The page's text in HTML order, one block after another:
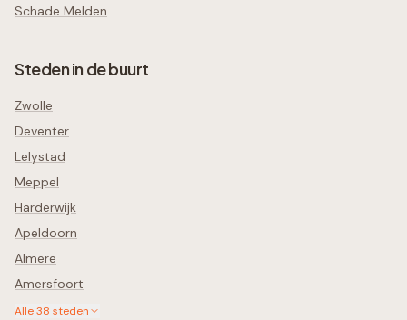
Schade Melden
Steden in de buurt
Zwolle
Deventer
Lelystad
Meppel
Harderwijk
Apeldoorn
Almere
Amersfoort
Alle38 steden